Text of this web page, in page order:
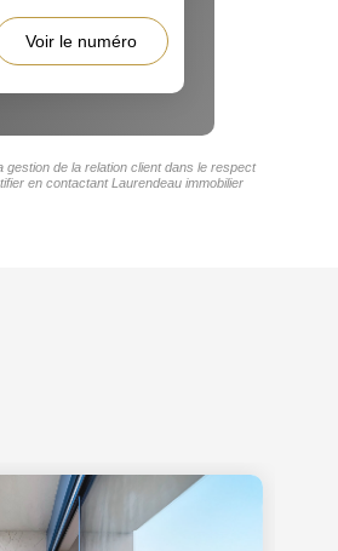
Voir le numéro
de la relation client dans le respect
en contactant Laurendeau immobilier